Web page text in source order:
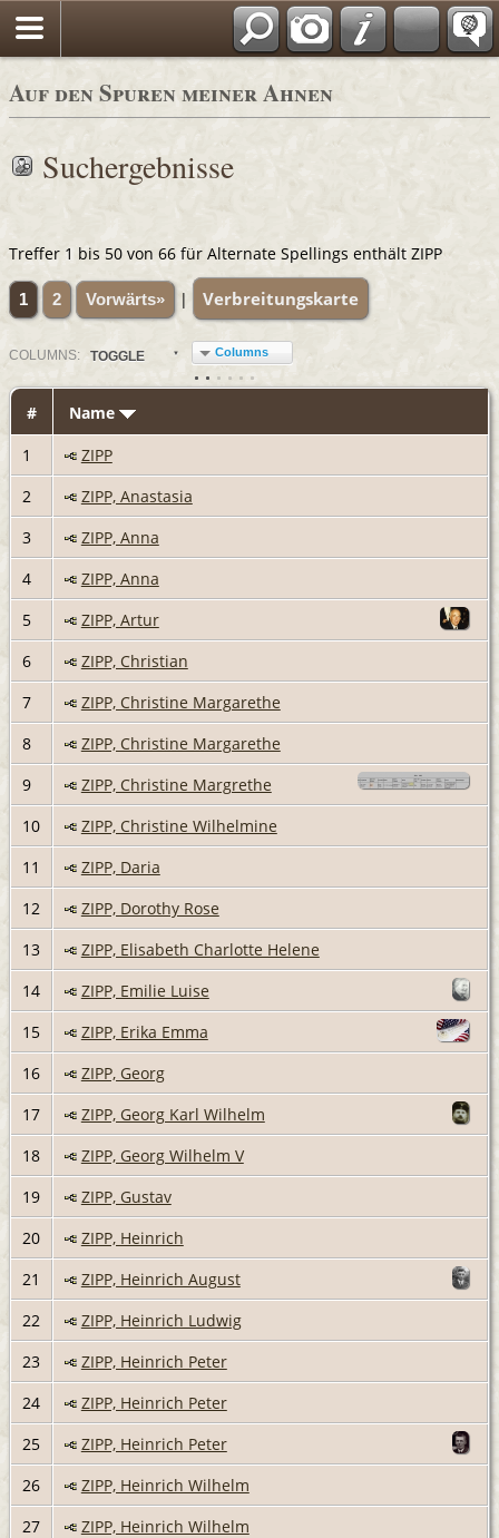
Auf den Spuren meiner Ahnen
Suchergebnisse
Treffer 1 bis 50 von 66 für Alternate Spellings enthält ZIPP
1 2 Vorwärts» | Verbreitungskarte
COLUMN S: TOGGLE Columns
#
Name
1
ZIPP
2
ZIPP, Anastasia
3
ZIPP, Anna
4
ZIPP, Anna
5
ZIPP, Artur
6
ZIPP, Christian
7
ZIPP, Christine Margarethe
8
ZIPP, Christine Margarethe
9
ZIPP, Christine Margrethe
10
ZIPP, Christine Wilhelmine
11
ZIPP, Daria
12
ZIPP, Dorothy Rose
13
ZIPP, Elisabeth Charlotte Helene
14
ZIPP, Emilie Luise
15
ZIPP, Erika Emma
16
ZIPP, Georg
17
ZIPP, Georg Karl Wilhelm
18
ZIPP, Georg Wilhelm V
19
ZIPP, Gustav
20
ZIPP, Heinrich
21
ZIPP, Heinrich August
22
ZIPP, Heinrich Ludwig
23
ZIPP, Heinrich Peter
24
ZIPP, Heinrich Peter
25
ZIPP, Heinrich Peter
26
ZIPP, Heinrich Wilhelm
27
ZIPP, Heinrich Wilhelm